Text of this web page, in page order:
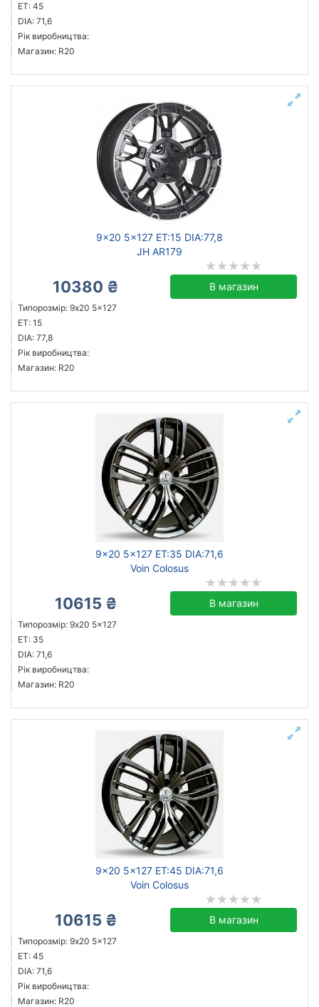
ET: 45
DIA: 71,6
Рік виробництва:
Магазин: R20
9x20 5x127 ET:15 DIA:77,8
JH AR179
10380 ₴ В магазин
Типорозмір: 9x20 5x127
ET: 15
DIA: 77,8
Рік виробництва:
Магазин: R20
9x20 5x127 ET:35 DIA:71,6
Voin Colosus
10615 ₴ В магазин
Типорозмір: 9x20 5x127
ET: 35
DIA: 71,6
Рік виробництва:
Магазин: R20
9x20 5x127 ET:45 DIA:71,6
Voin Colosus
10615 ₴ В магазин
Типорозмір: 9x20 5x127
ET: 45
DIA: 71,6
Рік виробництва:
Магазин: R20